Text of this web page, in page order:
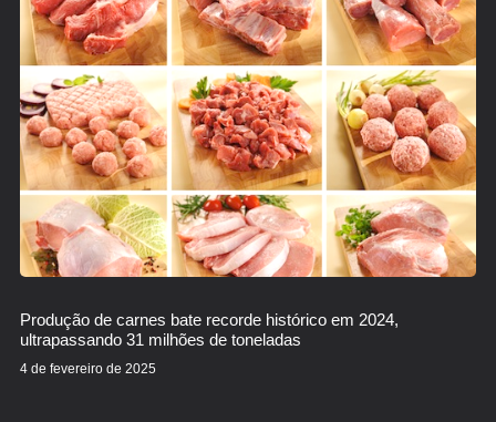
Produção de carnes bate recorde histórico em 2024,
ultrapassando 31 milhões de toneladas
4 de fevereiro de 2025